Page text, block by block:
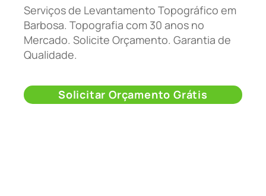
Serviços de Levantamento Topográfico em
Barbosa. Topografia com 30 anos no
Mercado. Solicite Orçamento. Garantia de
Qualidade.
Solicitar Orçamento Grátis